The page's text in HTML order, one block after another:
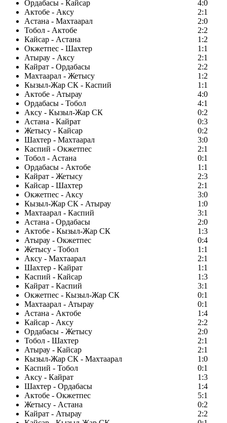
Ордабасы - Кайсар
4:0
Актобе - Аксу
2:1
Астана - Махтаарал
2:0
Тобол - Актобе
2:2
Кайсар - Астана
1:2
Окжетпес - Шахтер
1:1
Атырау - Аксу
2:1
Кайрат - Ордабасы
2:2
Махтаарал - Жетысу
1:2
Кызыл-Жар СК - Каспий
1:1
Актобе - Атырау
4:0
Ордабасы - Тобол
4:1
Аксу - Кызыл-Жар СК
0:2
Астана - Кайрат
0:3
Жетысу - Кайсар
0:2
Шахтер - Махтаарал
3:0
Каспий - Окжетпес
2:1
Тобол - Астана
0:1
Ордабасы - Актобе
1:1
Кайрат - Жетысу
2:3
Кайсар - Шахтер
2:1
Окжетпес - Аксу
3:0
Кызыл-Жар СК - Атырау
1:0
Махтаарал - Каспий
3:1
Астана - Ордабасы
2:0
Актобе - Кызыл-Жар СК
1:3
Атырау - Окжетпес
0:4
Жетысу - Тобол
1:1
Аксу - Махтаарал
2:1
Шахтер - Кайрат
1:1
Каспий - Кайсар
1:3
Кайрат - Каспий
3:1
Окжетпес - Кызыл-Жар СК
0:1
Махтаарал - Атырау
0:1
Астана - Актобе
1:4
Кайсар - Аксу
2:2
Ордабасы - Жетысу
2:0
Тобол - Шахтер
2:1
Атырау - Кайсар
2:1
Кызыл-Жар СК - Махтаарал
1:0
Каспий - Тобол
0:1
Аксу - Кайрат
1:3
Шахтер - Ордабасы
1:4
Актобе - Окжетпес
5:1
Жетысу - Астана
0:2
Кайрат - Атырау
2:2